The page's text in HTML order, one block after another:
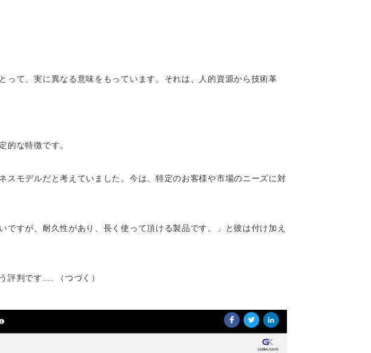
って、実に異なる意味をもっています。それは、人的資源から技術革
的な特徴です。
スモデルだと考えていました。今は、特定のお客様や市場のニーズに対
ですが、耐久性があり、長く使って頂ける製品です。」と彼は付け加え
評判です.... （つづく）